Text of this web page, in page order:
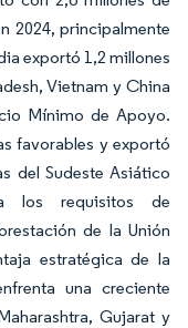
2024, principalmente
exportó 1,2 millones
Vietnam y China
Mínimo de Apoyo.
favorables y exportó
del Sudeste Asiático
los requisitos de
de la Unión
estratégica de la
una creciente
Gujarat y